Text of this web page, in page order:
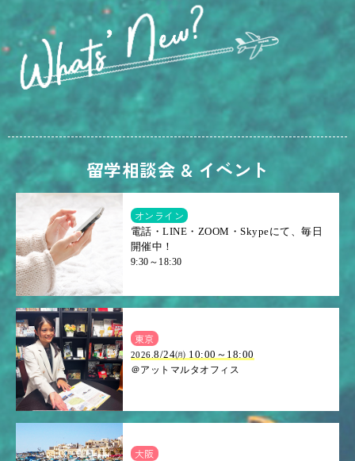
留学相談会 & イベント
オンライン
電話・LINE・ZOOM・Skypeにて、毎日
開催中！
9:30～18:30
東京
2026.8/24㈪ 10:00～18:00
＠アットマルタオフィス
大阪